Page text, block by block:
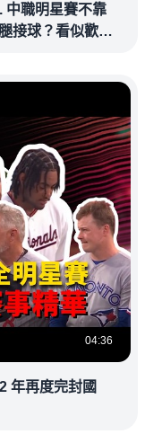
中職明星賽不靠
接球？看似歡樂
04:36
年再度完封國